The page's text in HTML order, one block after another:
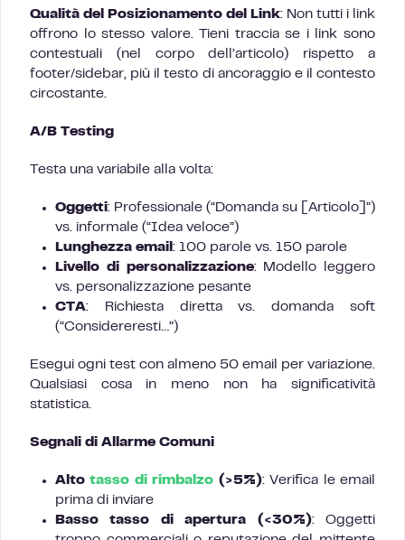
Qualità del Posizionamento del Link: Non tutti i link
offrono lo stesso valore. Tieni traccia se i link sono
contestuali (nel corpo dell’articolo) rispetto a
footer/sidebar, più il testo di ancoraggio e il contesto
circostante.
A/B Testing
Testa una variabile alla volta:
Oggetti: Professionale (“Domanda su [Articolo]”)
vs. informale (“Idea veloce”)
Lunghezza email : 100 parole vs. 150 parole
Livello di personalizzazione: Modello leggero
vs. personalizzazione pesante
CTA: Richiesta diretta vs. domanda soft
(“Considereresti…”)
Esegui ogni test con almeno 50 email per variazione.
Qualsiasi cosa in meno non ha significatività
statistica.
Segnali di Allarme Comuni
Altotasso di rimbalzo (>5%): Verifica le email
prima di inviare
Basso tasso di apertura (<30%): Oggetti